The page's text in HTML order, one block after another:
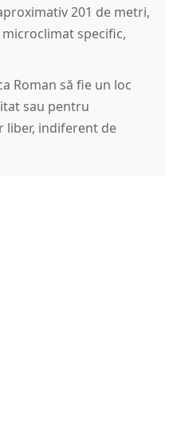
201 de metri,
specific,
Roman să fie un loc
sau pentru
liber, indiferent de